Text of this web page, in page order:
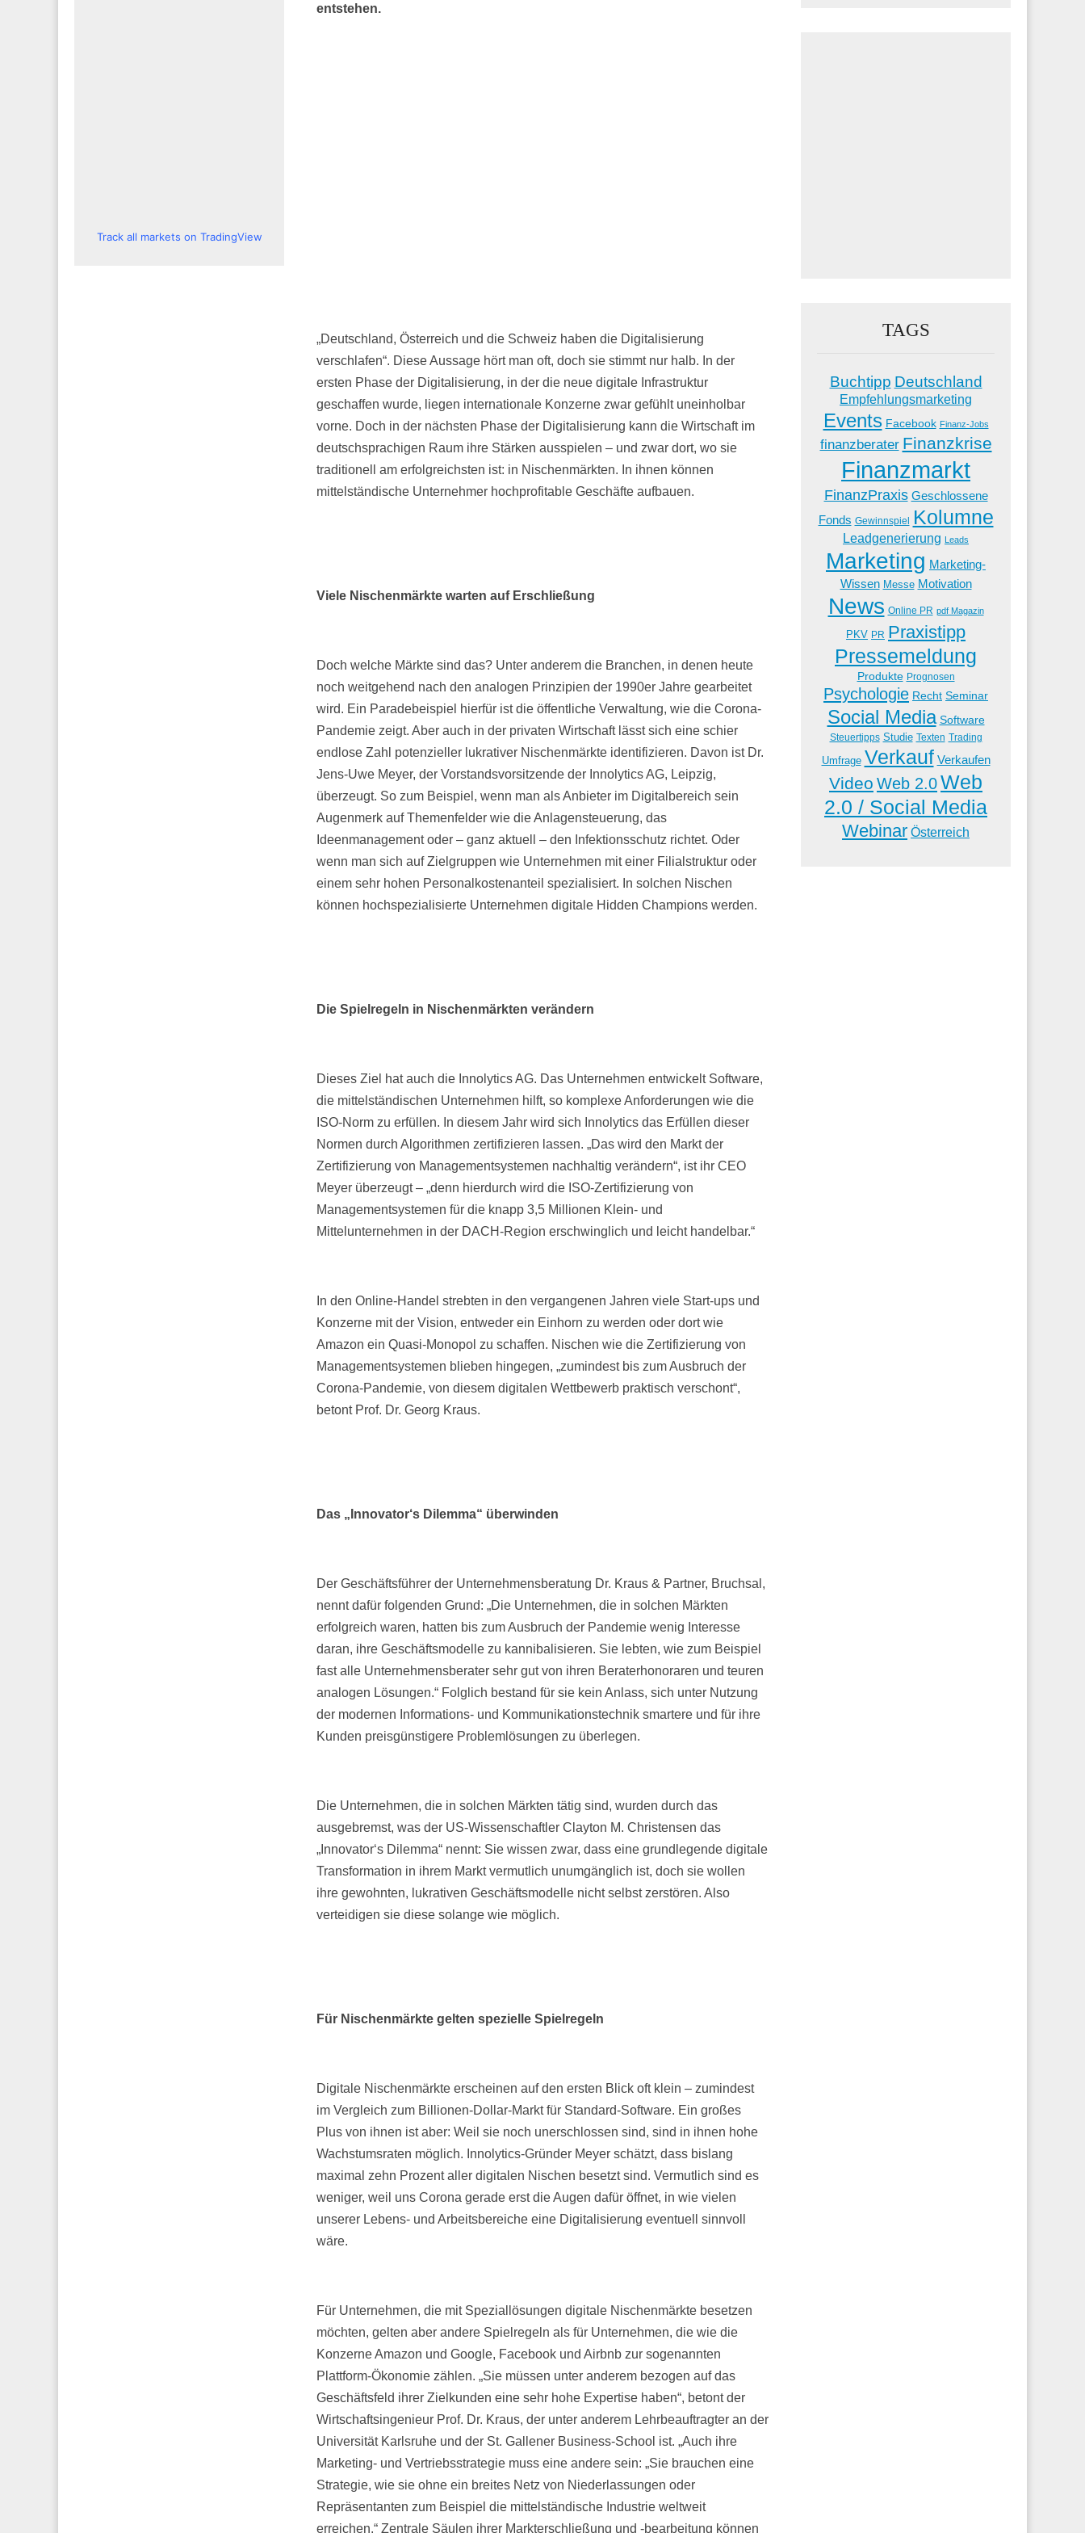
entstehen.
„Deutschland, Österreich und die Schweiz haben die Digitalisierung
verschlafen“. Diese Aussage hört man oft, doch sie stimmt nur halb. In der
ersten Phase der Digitalisierung, in der die neue digitale Infrastruktur
geschaffen wurde, liegen internationale Konzerne zwar gefühlt uneinholbar
vorne. Doch in der nächsten Phase der Digitalisierung kann die Wirtschaft im
deutschsprachigen Raum ihre Stärken ausspielen – und zwar dort, wo sie
traditionell am erfolgreichsten ist: in Nischenmärkten. In ihnen können
mittelständische Unternehmer hochprofitable Geschäfte aufbauen.
Viele Nischenmärkte warten auf Erschließung
Doch welche Märkte sind das? Unter anderem die Branchen, in denen heute
noch weitgehend nach den analogen Prinzipien der 1990er Jahre gearbeitet
wird. Ein Paradebeispiel hierfür ist die öffentliche Verwaltung, wie die Corona-
Pandemie zeigt. Aber auch in der privaten Wirtschaft lässt sich eine schier
endlose Zahl potenzieller lukrativer Nischenmärkte identifizieren. Davon ist Dr.
Jens-Uwe Meyer, der Vorstandsvorsitzende der Innolytics AG, Leipzig,
überzeugt. So zum Beispiel, wenn man als Anbieter im Digitalbereich sein
Augenmerk auf Themenfelder wie die Anlagensteuerung, das
Ideenmanagement oder – ganz aktuell – den Infektionsschutz richtet. Oder
wenn man sich auf Zielgruppen wie Unternehmen mit einer Filialstruktur oder
einem sehr hohen Personalkostenanteil spezialisiert. In solchen Nischen
können hochspezialisierte Unternehmen digitale Hidden Champions werden.
Die Spielregeln in Nischenmärkten verändern
Dieses Ziel hat auch die Innolytics AG. Das Unternehmen entwickelt Software,
die mittelständischen Unternehmen hilft, so komplexe Anforderungen wie die
ISO-Norm zu erfüllen. In diesem Jahr wird sich Innolytics das Erfüllen dieser
Normen durch Algorithmen zertifizieren lassen. „Das wird den Markt der
Zertifizierung von Managementsystemen nachhaltig verändern“, ist ihr CEO
Meyer überzeugt – „denn hierdurch wird die ISO-Zertifizierung von
Managementsystemen für die knapp 3,5 Millionen Klein- und
Mittelunternehmen in der DACH-Region erschwinglich und leicht handelbar.“
In den Online-Handel strebten in den vergangenen Jahren viele Start-ups und
Konzerne mit der Vision, entweder ein Einhorn zu werden oder dort wie
Amazon ein Quasi-Monopol zu schaffen. Nischen wie die Zertifizierung von
Managementsystemen blieben hingegen, „zumindest bis zum Ausbruch der
Corona-Pandemie, von diesem digitalen Wettbewerb praktisch verschont“,
betont Prof. Dr. Georg Kraus.
Das „Innovator‘s Dilemma“ überwinden
Der Geschäftsführer der Unternehmensberatung Dr. Kraus & Partner, Bruchsal,
nennt dafür folgenden Grund: „Die Unternehmen, die in solchen Märkten
erfolgreich waren, hatten bis zum Ausbruch der Pandemie wenig Interesse
daran, ihre Geschäftsmodelle zu kannibalisieren. Sie lebten, wie zum Beispiel
fast alle Unternehmensberater sehr gut von ihren Beraterhonoraren und teuren
analogen Lösungen.“ Folglich bestand für sie kein Anlass, sich unter Nutzung
der modernen Informations- und Kommunikationstechnik smartere und für ihre
Kunden preisgünstigere Problemlösungen zu überlegen.
Die Unternehmen, die in solchen Märkten tätig sind, wurden durch das
ausgebremst, was der US-Wissenschaftler Clayton M. Christensen das
„Innovator‘s Dilemma“ nennt: Sie wissen zwar, dass eine grundlegende digitale
Transformation in ihrem Markt vermutlich unumgänglich ist, doch sie wollen
ihre gewohnten, lukrativen Geschäftsmodelle nicht selbst zerstören. Also
verteidigen sie diese solange wie möglich.
Für Nischenmärkte gelten spezielle Spielregeln
Digitale Nischenmärkte erscheinen auf den ersten Blick oft klein – zumindest
im Vergleich zum Billionen-Dollar-Markt für Standard-Software. Ein großes
Plus von ihnen ist aber: Weil sie noch unerschlossen sind, sind in ihnen hohe
Wachstumsraten möglich. Innolytics-Gründer Meyer schätzt, dass bislang
maximal zehn Prozent aller digitalen Nischen besetzt sind. Vermutlich sind es
weniger, weil uns Corona gerade erst die Augen dafür öffnet, in wie vielen
unserer Lebens- und Arbeitsbereiche eine Digitalisierung eventuell sinnvoll
wäre.
Für Unternehmen, die mit Speziallösungen digitale Nischenmärkte besetzen
möchten, gelten aber andere Spielregeln als für Unternehmen, die wie die
Konzerne Amazon und Google, Facebook und Airbnb zur sogenannten
Plattform-Ökonomie zählen. „Sie müssen unter anderem bezogen auf das
Geschäftsfeld ihrer Zielkunden eine sehr hohe Expertise haben“, betont der
Wirtschaftsingenieur Prof. Dr. Kraus, der unter anderem Lehrbeauftragter an der
Universität Karlsruhe und der St. Gallener Business-School ist. „Auch ihre
Marketing- und Vertriebsstrategie muss eine andere sein: „Sie brauchen eine
Strategie, wie sie ohne ein breites Netz von Niederlassungen oder
Repräsentanten zum Beispiel die mittelständische Industrie weltweit
erreichen.“ Zentrale Säulen ihrer Markterschließung und -bearbeitung können
Track all markets on TradingView
TAGS
Buchtipp Deutschland
Empfehlungsmarketing
Events Facebook Finanz-Jobs
finanzberater Finanzkrise
Finanzmarkt
FinanzPraxis Geschlossene
Fonds Gewinnspiel Kolumne
Leadgenerierung Leads
Marketing Marketing-
Wissen Messe Motivation
News Online PR pdf Magazin
PKV PR Praxistipp
Pressemeldung
Produkte Prognosen
Psychologie Recht Seminar
Social Media Software
Steuertipps Studie Texten Trading
Umfrage Verkauf Verkaufen
Video Web 2.0Web
2.0 / Social Media
Webinar Österreich